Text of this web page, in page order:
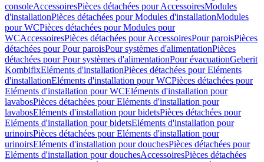
consoleAccessoiresPièces détachées pour AccessoiresModules
d'installationPièces détachées pour Modules d'installationModules
pour WCPièces détachées pour Modules pour
WCAccessoiresPièces détachées pour AccessoiresPour paroisPièces
détachées pour Pour paroisPour systèmes d'alimentationPièces
détachées pour Pour systèmes d'alimentationPour évacuationGeberit
KombifixEléments d'installationPièces détachées pour Eléments
d'installationEléments d'installation pour WCPièces détachées pour
Eléments d'installation pour WCEléments d'installation pour
lavabosPièces détachées pour Eléments d'installation pour
lavabosEléments d'installation pour bidetsPièces détachées pour
Eléments d'installation pour bidetsEléments d'installation pour
urinoirsPièces détachées pour Eléments d'installation pour
urinoirsEléments d'installation pour douchesPièces détachées pour
Eléments d'installation pour douchesAccessoiresPièces détachées